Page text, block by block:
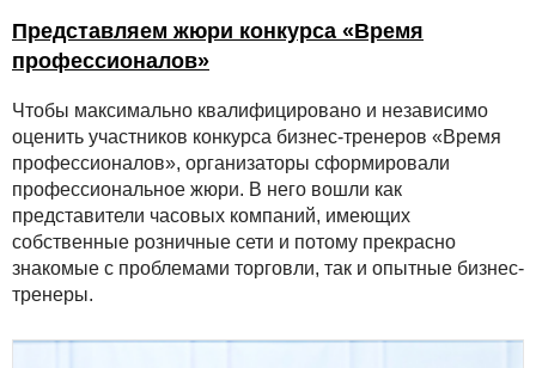
Представляем жюри конкурса «Время
профессионалов»
Чтобы максимально квалифицировано и независимо
оценить участников конкурса бизнес-тренеров «Время
профессионалов», организаторы сформировали
профессиональное жюри. В него вошли как
представители часовых компаний, имеющих
собственные розничные сети и потому прекрасно
знакомые с проблемами торговли, так и опытные бизнес-
тренеры.